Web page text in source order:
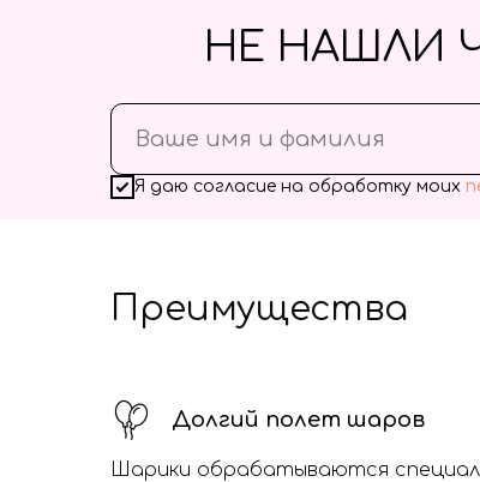
Я даю согласие на обработку моих
НЕ НАШЛИ
Преимущества
Долгий полет шаров
Шарики обрабатываются